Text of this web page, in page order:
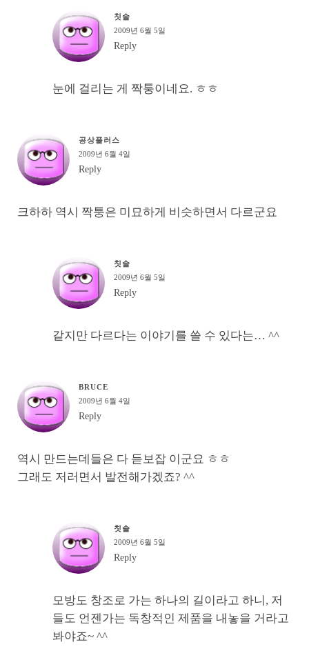
칫솔
2009년 6월 5일
Reply
눈에 걸리는 게 짝퉁이네요. ㅎㅎ
공상플러스
2009년 6월 4일
Reply
크하하 역시 짝퉁은 미묘하게 비슷하면서 다르군요
칫솔
2009년 6월 5일
Reply
같지만 다르다는 이야기를 쓸 수 있다는… ^^
BRUCE
2009년 6월 4일
Reply
역시 만드는데들은 다 듣보잡 이군요 ㅎㅎ
그래도 저러면서 발전해가겠죠? ^^
칫솔
2009년 6월 5일
Reply
모방도 창조로 가는 하나의 길이라고 하니, 저
들도 언젠가는 독창적인 제품을 내놓을 거라고
봐야죠~ ^^